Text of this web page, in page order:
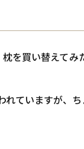
を買い替えて
ていますが、ち